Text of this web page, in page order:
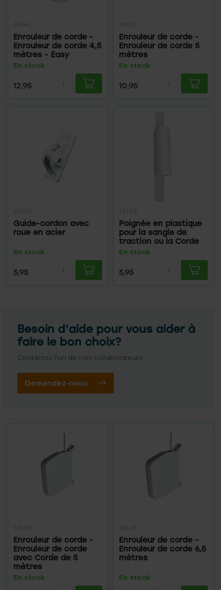
SIRAL
Enrouleur de corde -
Enrouleur de corde 4,5
mètres - Easy
En stock
12,95
SELVE
Enrouleur de corde -
Enrouleur de corde 5
mètres
En stock
10,95
SELVE
Guide-cordon avec
roue en acier
En stock
5,95
SELVE
Poignée en plastique
pour la sangle de
traction ou la Corde
En stock
5,95
Besoin d’aide pour vous aider à
faire le bon choix?
Contactez l'un de nos collaborateurs
Demandez-nous
SELVE
Enrouleur de corde -
Enrouleur de corde
avec Corde de 5
mètres
En stock
SELVE
Enrouleur de corde -
Enrouleur de corde 6,5
mètres
En stock